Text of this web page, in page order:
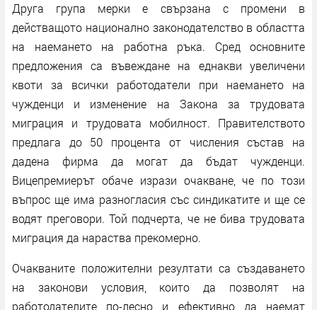
Друга група мерки е свързана с промени в
действащото национално законодателство в областта
на наемането на работна ръка. Сред основните
предложения са въвеждане на еднакви увеличени
квоти за всички работодатели при наемането на
чужденци и изменение на Закона за трудовата
миграция и трудовата мобилност. Правителството
предлага до 50 процента от числения състав на
дадена фирма да могат да бъдат чужденци.
Вицепремиерът обаче изрази очакване, че по този
въпрос ще има разногласия със синдикатите и ще се
водят преговори. Той подчерта, че не бива трудовата
миграция да нараства прекомерно.
Очакваните положителни резултати са създаването
на законови условия, които да позволят на
работодателите по-лесно и ефективно да наемат